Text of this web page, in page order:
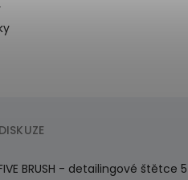
DISKUZE
FIVE BRUSH - detailingové štětce